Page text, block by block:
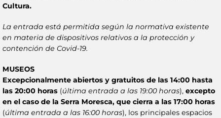
Cultura.
La entrada está permitida según la normativa existente
en materia de dispositivos relativos a la protección y
contención de Covid-19.
MUSEOS
Excepcionalmente abiertos y gratuitos de las 14:00 hasta
las 20:00 horas (última entrada a las 19:00 horas), excepto
en el caso de la Serra Moresca, que cierra a las 17:00 horas
(última entrada a las 16:00 horas), los principales espacios